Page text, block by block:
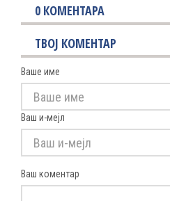
0 КОМЕНТАРА
ТВОЈ КОМЕНТАР
Ваше име
Ваш и-мејл
Ваш коментар